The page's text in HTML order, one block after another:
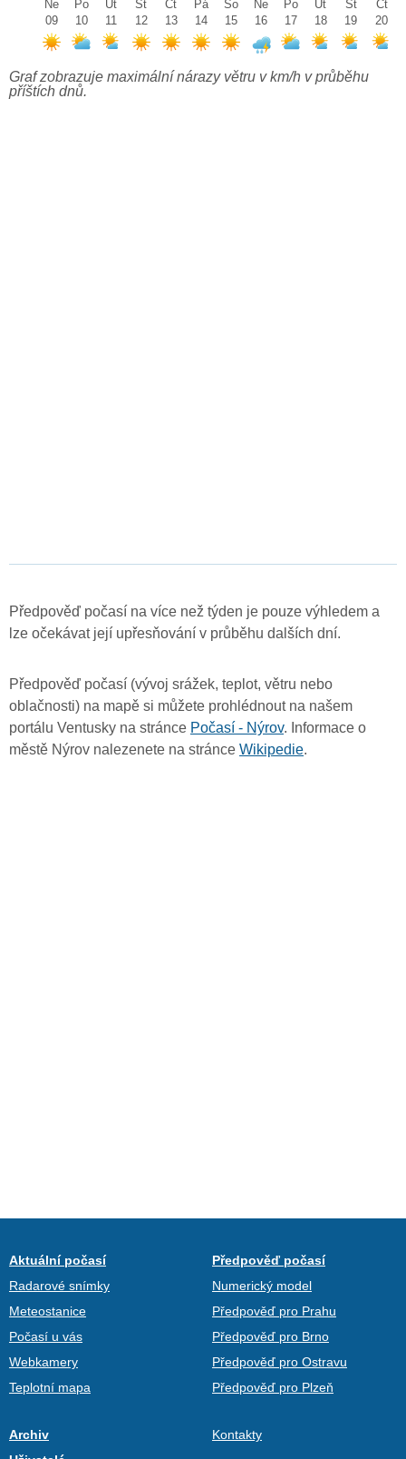
Ne
09
Po
10
Út
11
St
12
Čt
13
Pá
14
So
15
Ne
16
Po
17
Út
18
St
19
Čt
20
Graf zobrazuje maximální nárazy větru v km/h v průběhu
příštích dnů.
Předpověď počasí na více než týden je pouze výhledem a
lze očekávat její upřesňování v průběhu dalších dní.
Předpověď počasí (vývoj srážek, teplot, větru nebo
oblačnosti) na mapě si můžete prohlédnout na našem
portálu Ventusky na stránce Počasí - Nýrov. Informace o
městě Nýrov nalezenete na stránce Wikipedie.
Aktuální počasí
Radarové snímky
Meteostanice
Počasí u vás
Webkamery
Teplotní mapa
Předpověď počasí
Numerický model
Předpověď pro Prahu
Předpověď pro Brno
Předpověď pro Ostravu
Předpověď pro Plzeň
Archiv
Kontakty